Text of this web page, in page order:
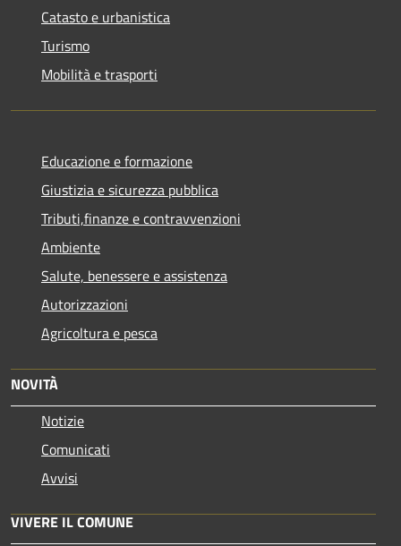
Catasto e urbanistica
Turismo
Mobilità e trasporti
Educazione e formazione
Giustizia e sicurezza pubblica
Tributi,finanze e contravvenzioni
Ambiente
Salute, benessere e assistenza
Autorizzazioni
Agricoltura e pesca
NOVITÀ
Notizie
Comunicati
Avvisi
VIVERE IL COMUNE